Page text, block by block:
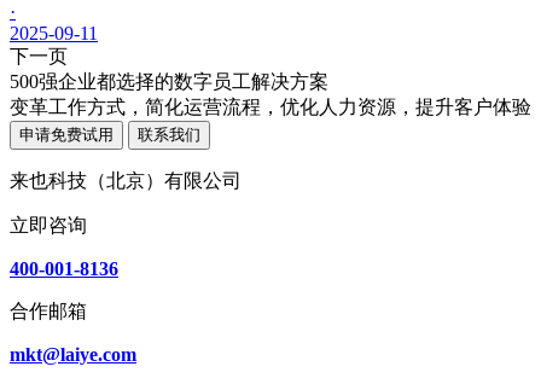
·
2025-09-11
下一页
500强企业都选择的数字员工解决方案
变革工作方式，简化运营流程，优化人力资源，提升客户体验
申请免费试用 联系我们
来也科技（北京）有限公司
立即咨询
400-001-8136
合作邮箱
mkt@laiye.com